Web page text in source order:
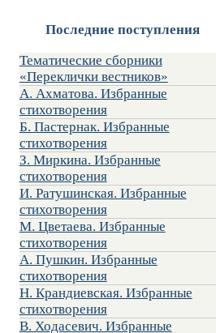
Последние поступления
Тематические сборники
«Переклички вестников»
А. Ахматова. Избранные
стихотворения
Б. Пастернак. Избранные
стихотворения
З. Миркина. Избранные
стихотворения
И. Ратушинская. Избранные
стихотворения
М. Цветаева. Избранные
стихотворения
А. Пушкин. Избранные
стихотворения
Н. Крандиевская. Избранные
стихотворения
В. Ходасевич. Избранные